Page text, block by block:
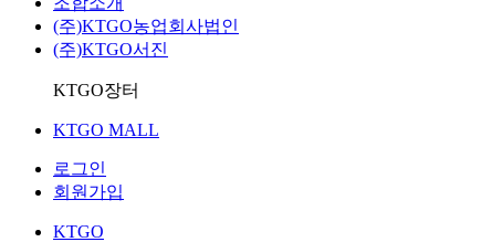
(주)KTGO농업회사법인
(주)KTGO서진
KTGO장터
KTGO MALL
로그인
회원가입
KTGO